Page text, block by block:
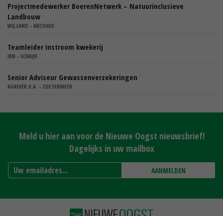
Projectmedewerker BoerenNetwerk – Natuurinclusieve
Landbouw
WIJ.LAND - ABCOUDE
Teamleider instroom kwekerij
IBN - SCHAIJK
Senior Adviseur Gewassenverzekeringen
AGRIVER U.A. - ZOETERMEER
Meld u hier aan voor de Nieuwe Oogst nieuwsbrief!
Dagelijks in uw mailbox
AANMELDEN